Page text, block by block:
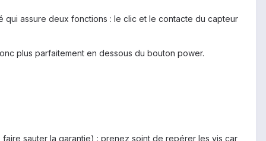
assure deux fonctions : le clic et le contacte du capteur
plus parfaitement en dessous du bouton power.
sauter la garantie) : prenez soint de repérer les vis car